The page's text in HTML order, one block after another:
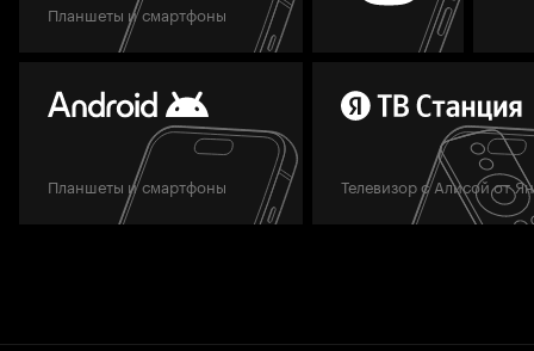
Планшеты и смартфоны
Планшеты и смартфоны Телевизор с Алисой от